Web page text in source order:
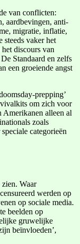
van conflicten:
aardbevingen, anti-
migratie, inflatie,
vaker het
discours van
Standaard en zelfs
een groeiende angst
prepping’
om zich voor
Amerikanen alleen al
zoals
categorieën
Waar
werden op
op sociale media.
beelden op
gruwelijke
beïnvloeden’,